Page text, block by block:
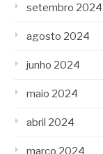
setembro 2024
agosto 2024
junho 2024
maio 2024
abril 2024
março 2024